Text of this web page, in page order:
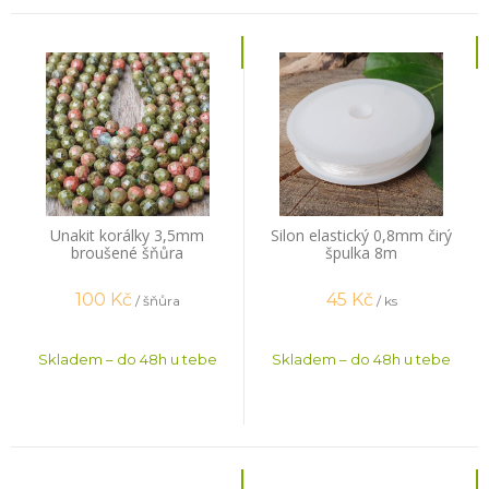
Unakit korálky 3,5mm
broušené šňůra
100 Kč / šňůra
Skladem – do 48h u tebe
Silon elastický 0,8mm čirý
špulka 8m
45 Kč / ks
Skladem – do 48h u tebe